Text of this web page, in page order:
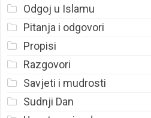
Odgoj u Islamu
Pitanja i odgovori
Propisi
Razgovori
Savjeti i mudrosti
Sudnji Dan